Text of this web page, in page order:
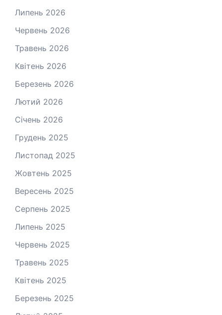
Липень 2026
Червень 2026
Травень 2026
Квітень 2026
Березень 2026
Лютий 2026
Січень 2026
Грудень 2025
Листопад 2025
Жовтень 2025
Вересень 2025
Серпень 2025
Липень 2025
Червень 2025
Травень 2025
Квітень 2025
Березень 2025